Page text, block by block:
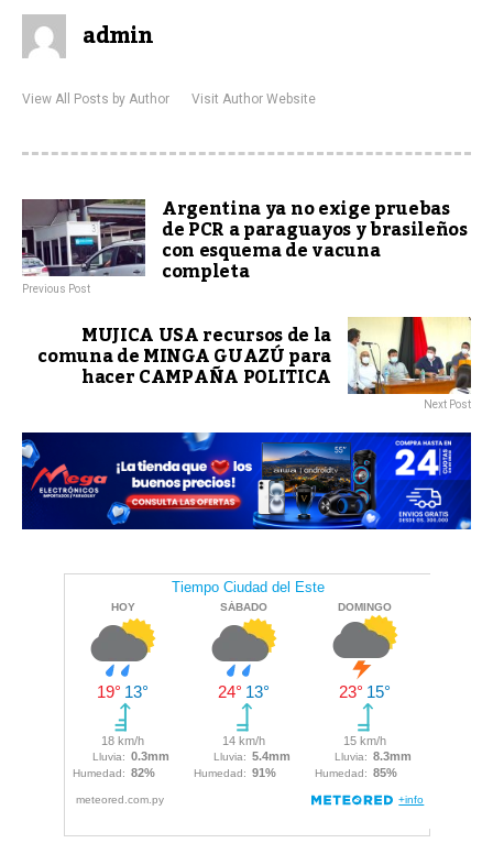
admin
View All Posts by Author Visit Author Website
Argentina ya no exige pruebas
de PCR a paraguayos y brasileños
con esquema de vacuna
completa
Previous Post
MUJICA USA recursos de la
comuna de MINGA GUAZÚ para
hacer CAMPAÑA POLITICA
Next Post